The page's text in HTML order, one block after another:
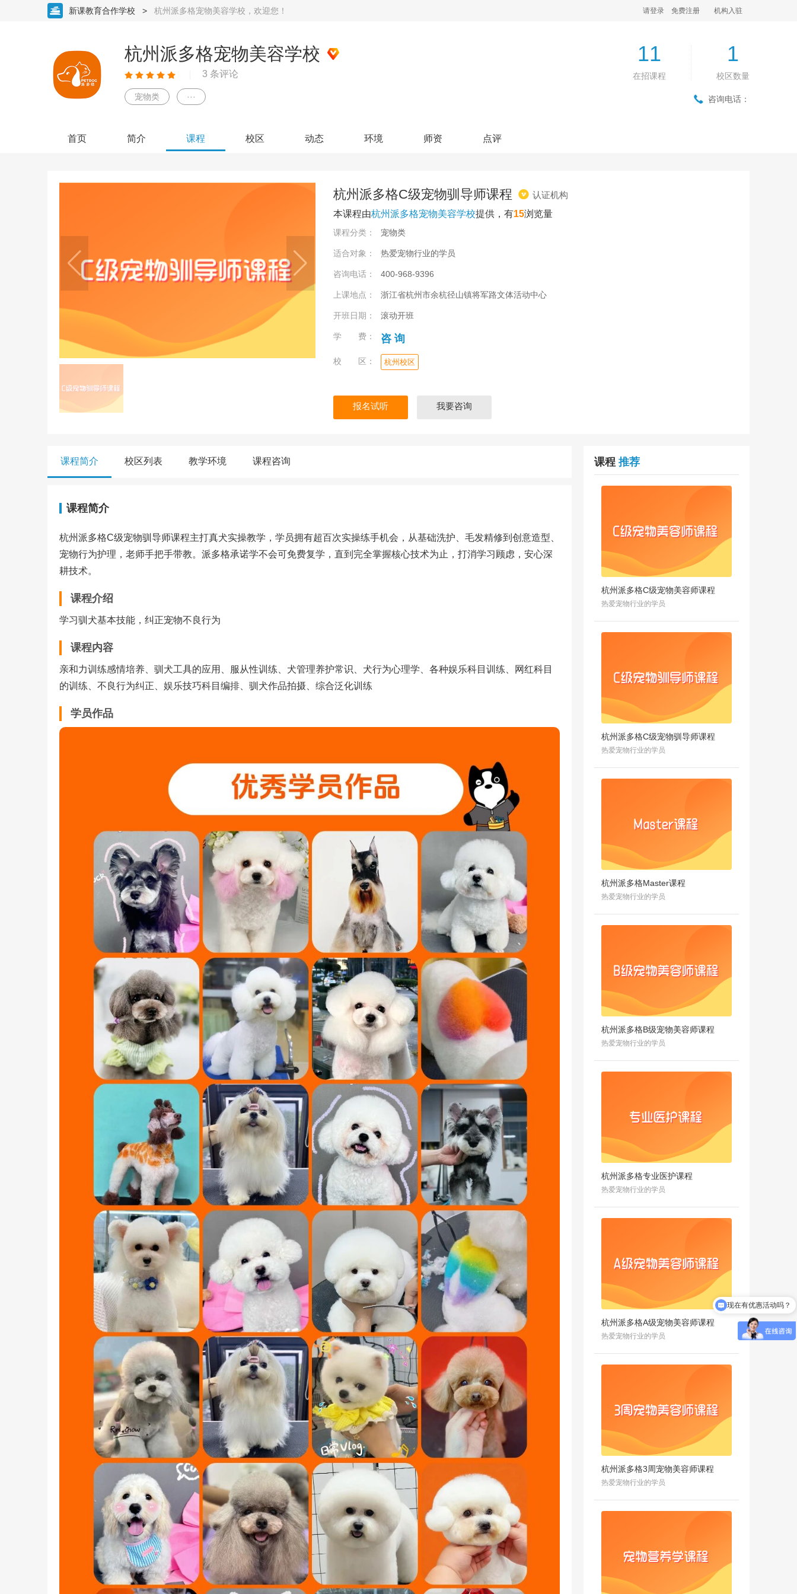
新课教育合作学校 > 杭州派多格宠物美容学校，欢迎您！ 机构入驻
请登录 免费注册
杭州派多格宠物美容学校
3 条评论
宠物类 ···
11
在招课程
1
校区数量
咨询电话：
首页 简介 课程 校区 动态 环境 师资 点评
杭州派多格C级宠物驯导师课程
认证机构
本课程由杭州派多格宠物美容学校提供，有15浏览量
课程分类： 宠物类
适合对象： 热爱宠物行业的学员
咨询电话： 400-968-9396
上课地点： 浙江省杭州市余杭径山镇将军路文体活动中心
开班日期： 滚动开班
学 费： 咨 询
校 区： 杭州校区
报名试听 我要咨询
课程简介 校区列表 教学环境 课程咨询
课程简介
杭州派多格C级宠物驯导师课程主打真犬实操教学，学员拥有超百次实操练手机会，从基础洗护、毛发精修到创意造型、
宠物行为护理，老师手把手带教。派多格承诺学不会可免费复学，直到完全掌握核心技术为止，打消学习顾虑，安心深
耕技术。
课程介绍
学习驯犬基本技能，纠正宠物不良行为
课程内容
亲和力训练感情培养、驯犬工具的应用、服从性训练、犬管理养护常识、犬行为心理学、各种娱乐科目训练、网红科目
的训练、不良行为纠正、娱乐技巧科目编排、驯犬作品拍摄、综合泛化训练
学员作品
课程 推荐
杭州派多格C级宠物美容师课程
热爱宠物行业的学员
杭州派多格C级宠物驯导师课程
热爱宠物行业的学员
杭州派多格Master课程
热爱宠物行业的学员
杭州派多格B级宠物美容师课程
热爱宠物行业的学员
杭州派多格专业医护课程
热爱宠物行业的学员
杭州派多格A级宠物美容师课程
热爱宠物行业的学员
杭州派多格3周宠物美容师课程
热爱宠物行业的学员
怎么试听？